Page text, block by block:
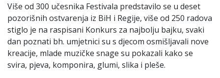
Više od 300 učesnika Festivala predstavilo se u deset
pozorišnih ostvarenja iz BiH i Regije, više od 250 radova
stiglo je na raspisani Konkurs za najbolju bajku, svaki
dan poznati bh. umjetnici su s djecom osmišljavali nove
kreacije, mlade muzičke snage su pokazali kako se
svira, pjeva, komponira, glumi, slika i pleše.